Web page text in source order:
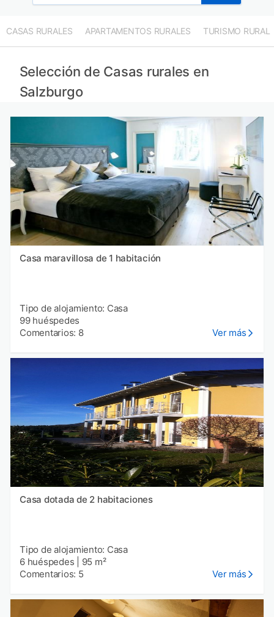
CASAS RURALES APARTAMENTOS RURALES TURISMO RURAL
Selección de Casas rurales en
Salzburgo
Casa maravillosa de 1 habitación
Tipo de alojamiento: Casa
99 huéspedes
Comentarios: 8
Ver más
Casa dotada de 2 habitaciones
Tipo de alojamiento: Casa
6 huéspedes
95 m²
Comentarios: 5
Ver más